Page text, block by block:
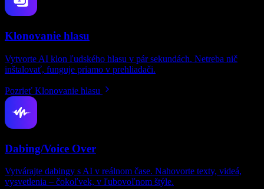
Klonovanie hlasu
Vytvorte AI klon ľudského hlasu v pár sekundách. Netreba nič
inštalovať, funguje priamo v prehliadači.
Pozrieť Klonovanie hlasu
Dabing/Voice Over
Vytvárajte dabingy s AI v reálnom čase. Nahovorte texty, videá,
vysvetlenia – čokoľvek, v ľubovoľnom štýle.